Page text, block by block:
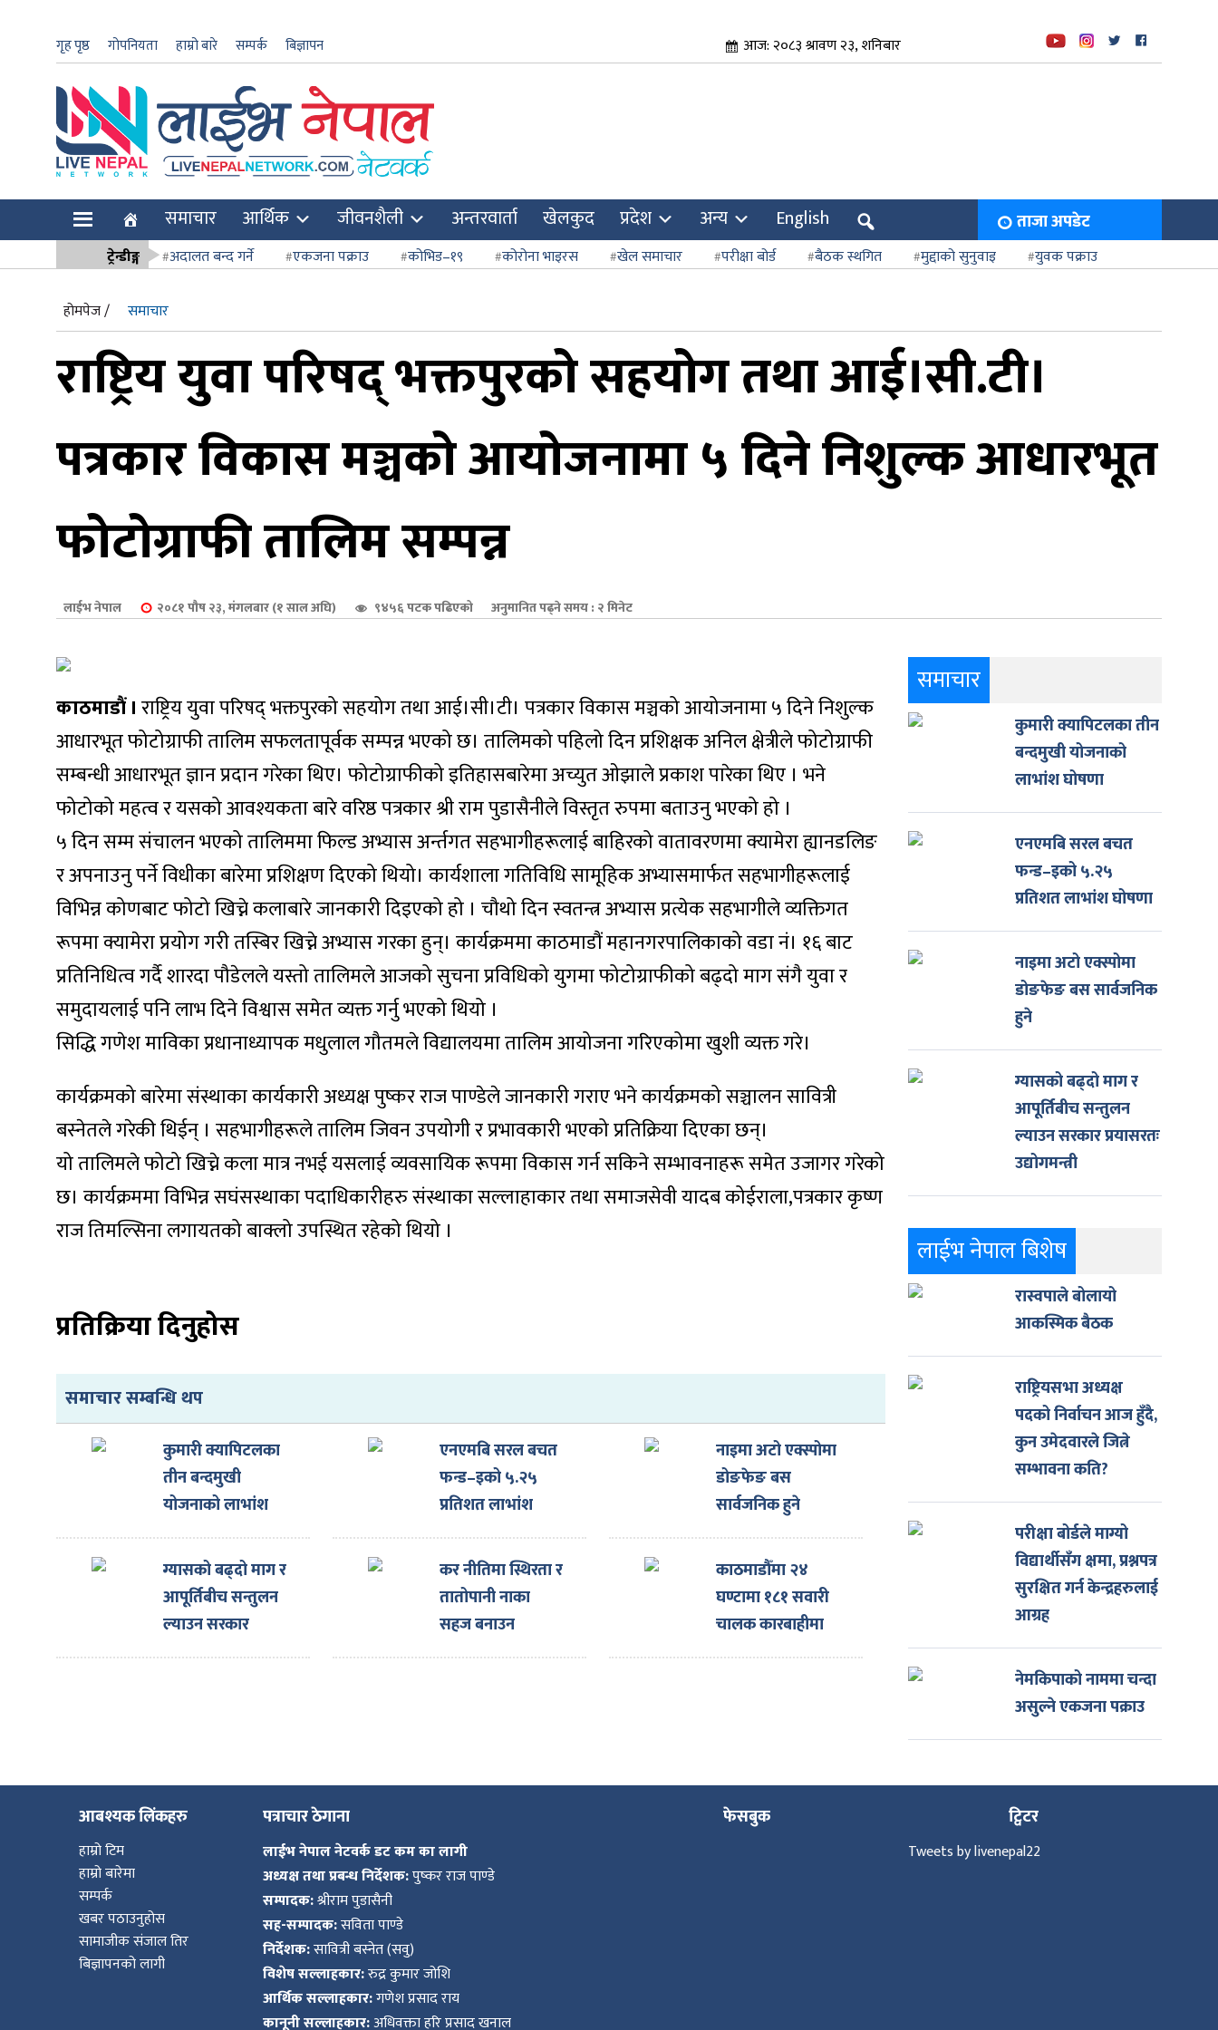
गृह पृष्ठ गोपनियता हाम्रो बारे सम्पर्क बिज्ञापन आज: २०८३ श्रावण २३, शनिबार
समाचार आर्थिक जीवनशैली अन्तरवार्ता खेलकुद प्रदेश अन्य English ताजा अपडेट
ट्रेन्डीङ्ग अदालत बन्द गर्ने एकजना पक्राउ कोभिड–१९ कोरोना भाइरस खेल समाचार परीक्षा बोर्ड बैठक स्थगित मुद्दाको सुनुवाइ
युवक पक्राउ
होमपेज /
समाचार
राष्ट्रिय युवा परिषद् भक्तपुरको सहयोग तथा आई।सी.टी।
पत्रकार विकास मञ्चको आयोजनामा ५ दिने निशुल्क आधारभूत
फोटोग्राफी तालिम सम्पन्न
लाईभ नेपाल २०८१ पौष २३, मंगलबार (१ साल अघि) ९४५६ पटक पढिएको अनुमानित पढ्ने समय : २ मिनेट
काठमाडौं ।राष्ट्रिय युवा परिषद् भक्तपुरको सहयोग तथा आई।सी।टी। पत्रकार विकास मञ्चको आयोजनामा ५ दिने निशुल्क
आधारभूत फोटोग्राफी तालिम सफलतापूर्वक सम्पन्न भएको छ। तालिमको पहिलो दिन प्रशिक्षक अनिल क्षेत्रीले फोटोग्राफी
सम्बन्धी आधारभूत ज्ञान प्रदान गरेका थिए। फोटोग्राफीको इतिहासबारेमा अच्युत ओझाले प्रकाश पारेका थिए । भने
फोटोको महत्व र यसको आवश्यकता बारे वरिष्ठ पत्रकार श्री राम पुडासैनीले विस्तृत रुपमा बताउनु भएको हो ।
५ दिन सम्म संचालन भएको तालिममा फिल्ड अभ्यास अर्न्तगत सहभागीहरूलाई बाहिरको वातावरणमा क्यामेरा ह्यानडलिङ
र अपनाउनु पर्ने विधीका बारेमा प्रशिक्षण दिएको थियो। कार्यशाला गतिविधि सामूहिक अभ्यासमार्फत सहभागीहरूलाई
विभिन्न कोणबाट फोटो खिच्ने कलाबारे जानकारी दिइएको हो । चौथो दिन स्वतन्त्र अभ्यास प्रत्येक सहभागीले व्यक्तिगत
रूपमा क्यामेरा प्रयोग गरी तस्बिर खिच्ने अभ्यास गरका हुन्। कार्यक्रममा काठमाडौं महानगरपालिकाको वडा नं। १६ बाट
प्रतिनिधित्व गर्दै शारदा पौडेलले यस्तो तालिमले आजको सुचना प्रविधिको युगमा फोटोग्राफीको बढ्दो माग संगै युवा र
समुदायलाई पनि लाभ दिने विश्वास समेत व्यक्त गर्नु भएको थियो ।
सिद्धि गणेश माविका प्रधानाध्यापक मधुलाल गौतमले विद्यालयमा तालिम आयोजना गरिएकोमा खुशी व्यक्त गरे।
कार्यक्रमको बारेमा संस्थाका कार्यकारी अध्यक्ष पुष्कर राज पाण्डेले जानकारी गराए भने कार्यक्रमको सञ्चालन सावित्री
बस्नेतले गरेकी थिईन् । सहभागीहरूले तालिम जिवन उपयोगी र प्रभावकारी भएको प्रतिक्रिया दिएका छन्।
यो तालिमले फोटो खिच्ने कला मात्र नभई यसलाई व्यवसायिक रूपमा विकास गर्न सकिने सम्भावनाहरू समेत उजागर गरेको
छ। कार्यक्रममा विभिन्न सघंसस्थाका पदाधिकारीहरु संस्थाका सल्लाहाकार तथा समाजसेवी यादब कोईराला,पत्रकार कृष्ण
राज तिमल्सिना लगायतको बाक्लो उपस्थित रहेको थियो ।
प्रतिक्रिया दिनुहोस
समाचार सम्बन्धि थप
कुमारी क्यापिटलका
तीन बन्दमुखी
योजनाको लाभांश
घोषणा
एनएमबि सरल बचत
फन्ड–इको ५.२५
प्रतिशत लाभांश
घोषणा
नाइमा अटो एक्स्पोमा
डोङफेङ बस
सार्वजनिक हुने
ग्यासको बढ्दो माग र
आपूर्तिबीच सन्तुलन
ल्याउन सरकार
प्रयासरतः उद्योगमन्त्री
कर नीतिमा स्थिरता र
तातोपानी नाका
सहज बनाउन
नाइमाको माग,
काठमाडौँमा २४
घण्टामा १८१ सवारी
चालक कारबाहीमा
समाचार
कुमारी क्यापिटलका तीन
बन्दमुखी योजनाको
लाभांश घोषणा
एनएमबि सरल बचत
फन्ड–इको ५.२५
प्रतिशत लाभांश घोषणा
नाइमा अटो एक्स्पोमा
डोङफेङ बस सार्वजनिक
हुने
ग्यासको बढ्दो माग र
आपूर्तिबीच सन्तुलन
ल्याउन सरकार प्रयासरतः
उद्योगमन्त्री
लाईभ नेपाल बिशेष
रास्वपाले बोलायो
आकस्मिक बैठक
राष्ट्रियसभा अध्यक्ष
पदको निर्वाचन आज हुँदै,
कुन उमेदवारले जित्ने
सम्भावना कति?
परीक्षा बोर्डले माग्यो
विद्यार्थीसँग क्षमा, प्रश्नपत्र
सुरक्षित गर्न केन्द्रहरुलाई
आग्रह
नेमकिपाको नाममा चन्दा
असुल्ने एकजना पक्राउ
आबश्यक लिंकहरु
हाम्रो टिम
हाम्रो बारेमा
सम्पर्क
खबर पठाउनुहोस
सामाजीक संजाल तिर
बिज्ञापनको लागी
पत्राचार ठेगाना
लाईभ नेपाल नेटवर्क डट कम का लागी
अध्यक्ष तथा प्रबन्ध निर्देशक:पुष्कर राज पाण्डे
सम्पादक:श्रीराम पुडासैनी
सह-सम्पादक:सविता पाण्डे
निर्देशक:सावित्री बस्नेत (सवु)
विशेष सल्लाहकार:रुद्र कुमार जोशि
आर्थिक सल्लाहकार:गणेश प्रसाद राय
कानूनी सल्लाहकार:अधिवक्ता हरि प्रसाद खनाल
फेसबुक ट्विटर
Tweets by livenepal22